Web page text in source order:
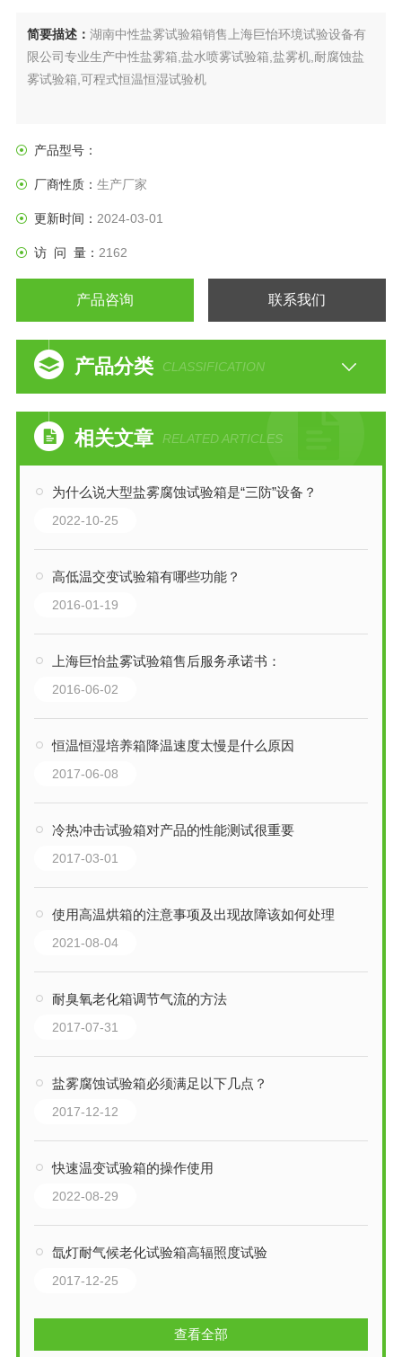
简要描述： 湖南中性盐雾试验箱销售上海巨怡环境试验设备有
限公司专业生产中性盐雾箱,盐水喷雾试验箱,盐雾机,耐腐蚀盐
雾试验箱,可程式恒温恒湿试验机
产品型号：
厂商性质： 生产厂家
更新时间： 2024-03-01
访 问 量： 2162
产品咨询 联系我们
产品分类 CLASSIFICATION
相关文章 RELATED ARTICLES
为什么说大型盐雾腐蚀试验箱是“三防”设备？
2022-10-25
高低温交变试验箱有哪些功能？
2016-01-19
上海巨怡盐雾试验箱售后服务承诺书：
2016-06-02
恒温恒湿培养箱降温速度太慢是什么原因
2017-06-08
冷热冲击试验箱对产品的性能测试很重要
2017-03-01
使用高温烘箱的注意事项及出现故障该如何处理
2021-08-04
耐臭氧老化箱调节气流的方法
2017-07-31
盐雾腐蚀试验箱必须满足以下几点？
2017-12-12
快速温变试验箱的操作使用
2022-08-29
氙灯耐气候老化试验箱高辐照度试验
2017-12-25
查看全部